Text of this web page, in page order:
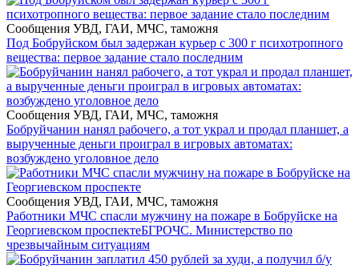
Сообщения УВД, ГАИ, МЧС, таможня
Под Бобруйском был задержан курьер с 300 г психотропного
вещества: первое задание стало последним
Сообщения УВД, ГАИ, МЧС, таможня
Бобруйчанин нанял рабочего, а тот украл и продал планшет, а
вырученные деньги проиграл в игровых автоматах:
возбуждено уголовное дело
Сообщения УВД, ГАИ, МЧС, таможня
Работники МЧС спасли мужчину на пожаре в Бобруйске на
Георгиевском проспектеБГРОЧС. Министерство по
чрезвычайным ситуациям